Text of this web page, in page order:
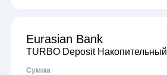
Eurasian Bank
TURBO Deposit Накопительный
Сумма